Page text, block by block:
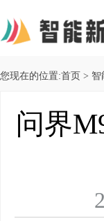
您现在的位置:首页 > 智
问界